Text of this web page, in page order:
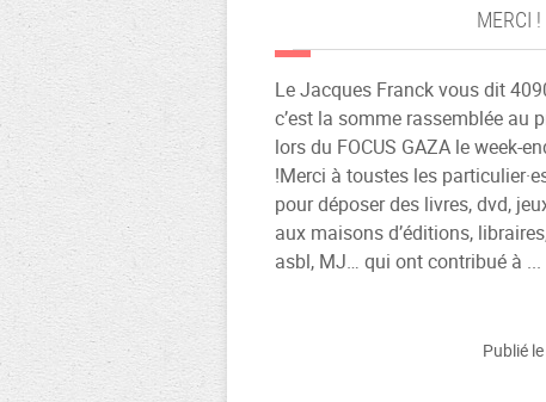
MERCI !
Le Jacques Franck vous dit
c’est la somme rassemblée au
lors du FOCUS GAZA le week-
!Merci à toustes les
pour déposer des livres, dvd,
aux maisons d’éditions,
asbl, MJ… qui ont contribué à ...
Publié